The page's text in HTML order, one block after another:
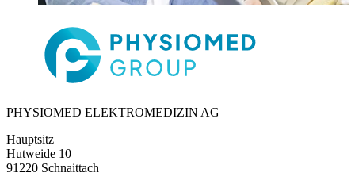
PHYSIOMED ELEKTROMEDIZIN AG
Hauptsitz
Hutweide 10
91220 Schnaittach